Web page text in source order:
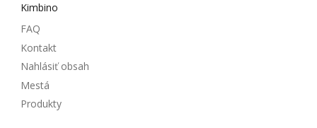
Kimbino
FAQ
Kontakt
Nahlásiť obsah
Mestá
Produkty